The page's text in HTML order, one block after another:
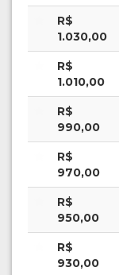
R$
1.030,00
R$
1.010,00
R$
990,00
R$
970,00
R$
950,00
R$
930,00